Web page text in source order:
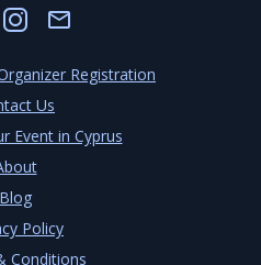
Registration
Us
Event in Cyprus
Blog
Policy
Conditions